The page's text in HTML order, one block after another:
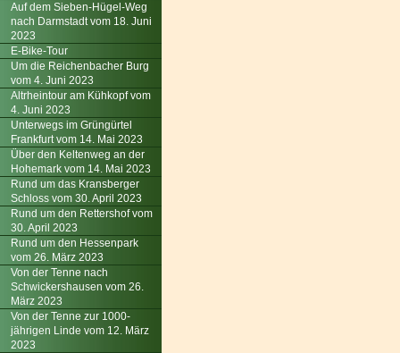
Auf dem Sieben-Hügel-Weg
nach Darmstadt vom 18. Juni
2023
E-Bike-Tour
Um die Reichenbacher Burg
vom 4. Juni 2023
Altrheintour am Kühkopf vom
4. Juni 2023
Unterwegs im Grüngürtel
Frankfurt vom 14. Mai 2023
Über den Keltenweg an der
Hohemark vom 14. Mai 2023
Rund um das Kransberger
Schloss vom 30. April 2023
Rund um den Rettershof vom
30. April 2023
Rund um den Hessenpark
vom 26. März 2023
Von der Tenne nach
Schwickershausen vom 26.
März 2023
Von der Tenne zur 1000-
jährigen Linde vom 12. März
2023